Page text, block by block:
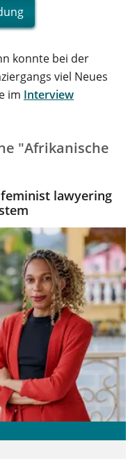
konnte bei der
viel Neues
im Interview
"Afrikanische
lawyering